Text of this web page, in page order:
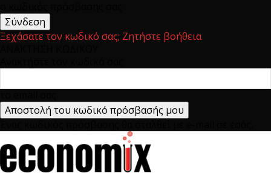
Ξεχάσατε τον κωδικό σας; Ζητήστε βοήθεια